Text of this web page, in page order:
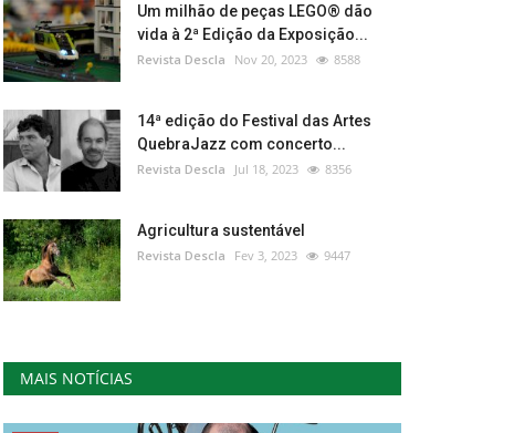
Um milhão de peças LEGO® dão
vida à 2ª Edição da Exposição...
Revista Descla Nov 20, 2023 8588
14ª edição do Festival das Artes
QuebraJazz com concerto...
Revista Descla Jul 18, 2023 8356
Agricultura sustentável
Revista Descla Fev 3, 2023 9447
MAIS NOTÍCIAS